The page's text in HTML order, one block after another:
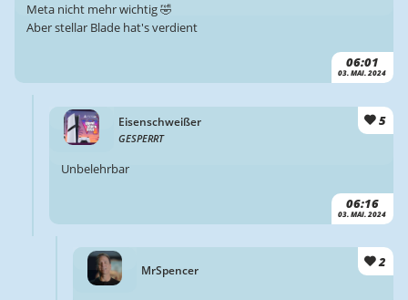
06:01
03. MAI. 2024
Meta nicht mehr wichtig 🤣
Aber stellar Blade hat's verdient
Eisenschweißer
GESPERRT
5
06:16
03. MAI. 2024
Unbelehrbar
MrSpencer
2